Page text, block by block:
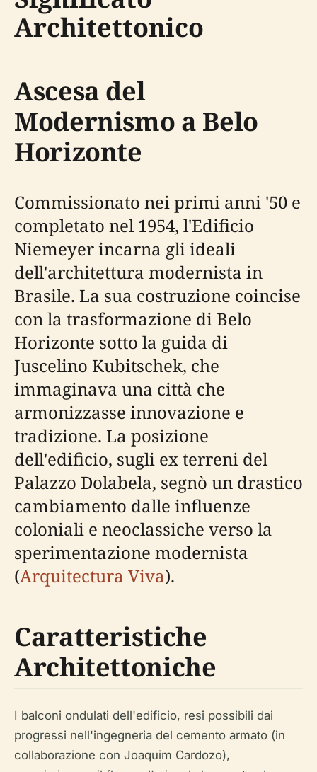
Architettonico
Ascesa del
Modernismo a Belo
Horizonte
Commissionato nei primi anni '50 e
completato nel 1954, l'Edificio
Niemeyer incarna gli ideali
dell'architettura modernista in
Brasile. La sua costruzione coincise
con la trasformazione di Belo
Horizonte sotto la guida di
Juscelino Kubitschek, che
immaginava una città che
armonizzasse innovazione e
tradizione. La posizione
dell'edificio, sugli ex terreni del
Palazzo Dolabela, segnò un drastico
cambiamento dalle influenze
coloniali e neoclassiche verso la
sperimentazione modernista
(Arquitectura Viva).
Caratteristiche
Architettoniche
I balconi ondulati dell'edificio, resi possibili dai
progressi nell'ingegneria del cemento armato (in
collaborazione con Joaquim Cardozo),